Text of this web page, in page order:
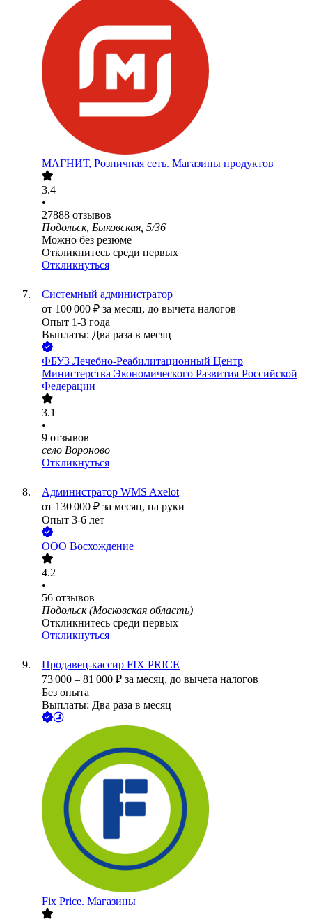
МАГНИТ, Розничная сеть. Магазины продуктов
3.4
•
27888 отзывов
Подольск, Быковская, 5/36
Можно без резюме
Откликнитесь среди первых
Откликнуться
Системный администратор
от 100 000 ₽ за месяц, до вычета налогов
Опыт 1-3 года
Выплаты: Два раза в месяц
ФБУЗ Лечебно-Реабилитационный Центр
Министерства Экономического Развития Российской
Федерации
3.1
•
9 отзывов
село Вороново
Откликнуться
Администратор WMS Axelot
от 130 000 ₽ за месяц, на руки
Опыт 3-6 лет
ООО Восхождение
4.2
•
56 отзывов
Подольск (Московская область)
Откликнитесь среди первых
Откликнуться
Продавец-кассир FIX PRICE
73 000 – 81 000 ₽ за месяц, до вычета налогов
Без опыта
Выплаты: Два раза в месяц
Fix Price. Магазины